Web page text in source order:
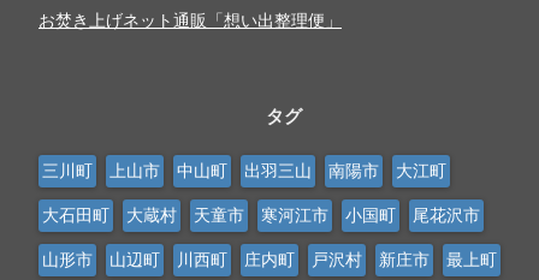
お焚き上げネット通販「想い出整理便」
タグ
三川町 上山市 中山町 出羽三山 南陽市 大江町
大石田町 大蔵村 天童市 寒河江市 小国町 尾花沢市
山形市 山辺町 川西町 庄内町 戸沢村 新庄市 最上町